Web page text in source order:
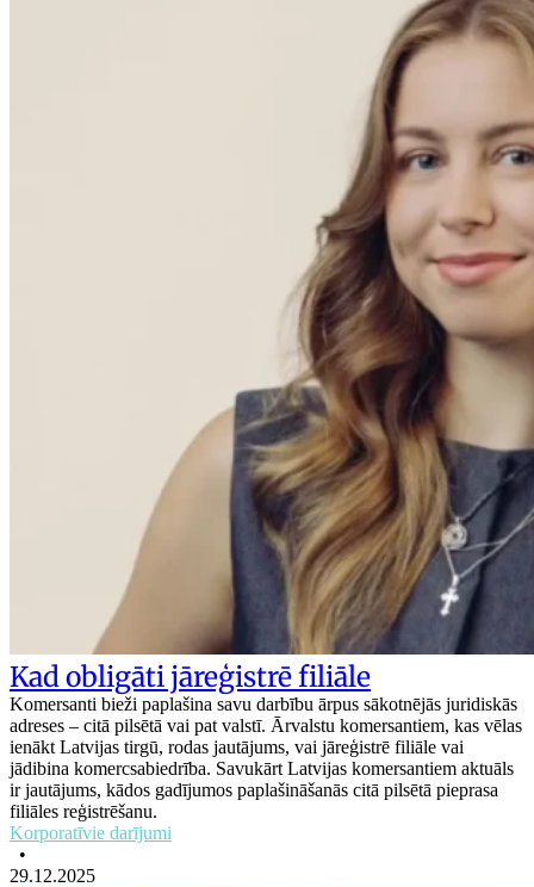
Kad obligāti jāreģistrē filiāle
Komersanti bieži paplašina savu darbību ārpus sākotnējās juridiskās
adreses – citā pilsētā vai pat valstī. Ārvalstu komersantiem, kas vēlas
ienākt Latvijas tirgū, rodas jautājums, vai jāreģistrē filiāle vai
jādibina komercsabiedrība. Savukārt Latvijas komersantiem aktuāls
ir jautājums, kādos gadījumos paplašināšanās citā pilsētā pieprasa
filiāles reģistrēšanu.
Korporatīvie darījumi
•
29.12.2025